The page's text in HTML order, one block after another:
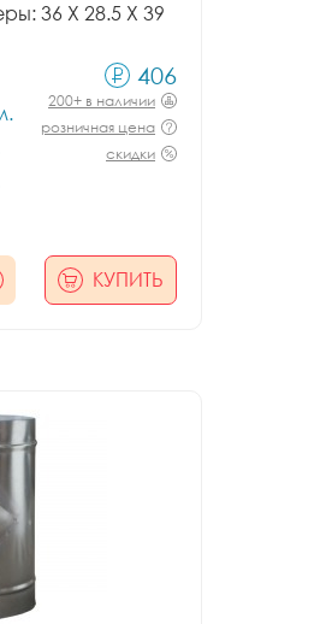
36 X 28.5 X 39
406
200+ в наличии
розничная цена
скидки
КУПИТЬ